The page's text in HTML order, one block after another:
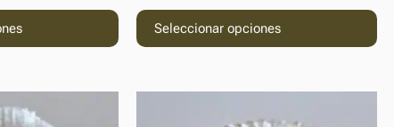
Seleccionar opciones